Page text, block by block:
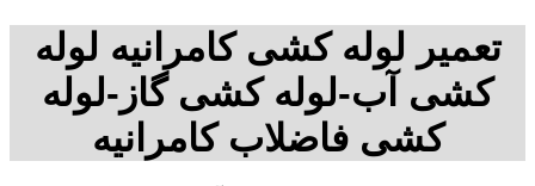
تعمیر لوله کشی کامرانیه لوله
کشی آب-لوله کشی گاز-لوله
کشی فاضلاب کامرانیه